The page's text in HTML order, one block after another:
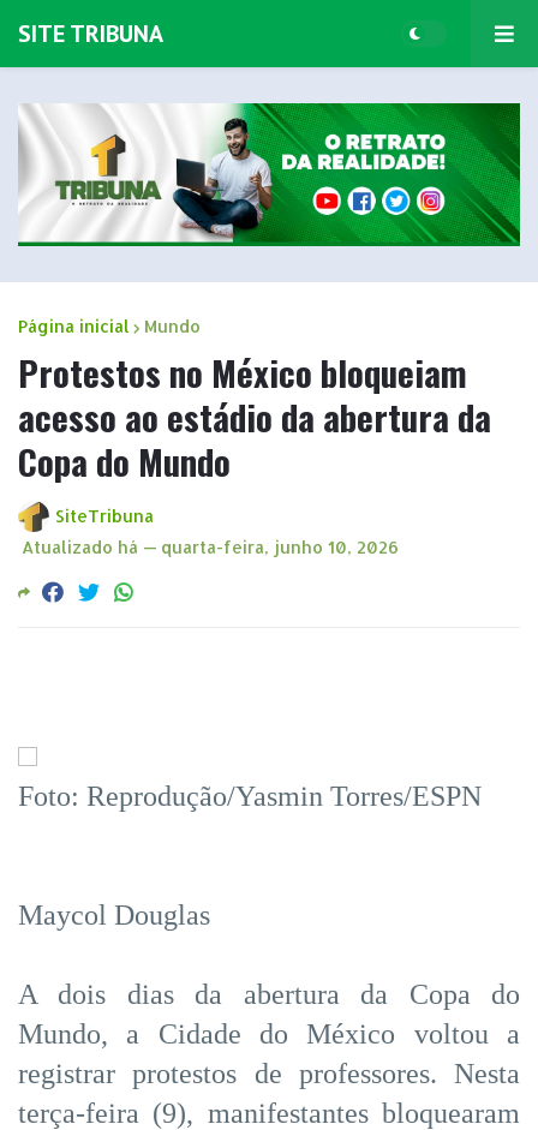
SITE TRIBUNA
Página inicial Mundo
Protestos no México bloqueiam
acesso ao estádio da abertura da
Copa do Mundo
SiteTribuna
Atualizado há — quarta-feira, junho 10, 2026
Foto: Reprodução/Yasmin Torres/ESPN
Maycol Douglas
A dois dias da abertura da Copa do
Mundo, a Cidade do México voltou a
registrar protestos de professores. Nesta
terça-feira (9), manifestantes bloquearam